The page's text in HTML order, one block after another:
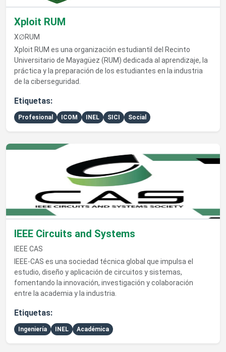
Xploit RUM
X∅RUM
Xploit RUM es una organización estudiantil del Recinto
Universitario de Mayagüez (RUM) dedicada al aprendizaje, la
práctica y la preparación de los estudiantes en la industria
de la ciberseguridad.
Etiquetas:
Profesional ICOM INEL SICI Social
Ver detalles de IEEE Circuits and Systems
IEEE Circuits and Systems
IEEE CAS
IEEE-CAS es una sociedad técnica global que impulsa el
estudio, diseño y aplicación de circuitos y sistemas,
fomentando la innovación, investigación y colaboración
entre la academia y la industria.
Etiquetas:
Ingeniería INEL Académica